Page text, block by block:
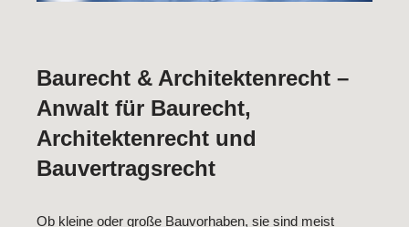
Baurecht & Architektenrecht –
Anwalt für Baurecht,
Architektenrecht und
Bauvertragsrecht
Ob kleine oder große Bauvorhaben, sie sind meist